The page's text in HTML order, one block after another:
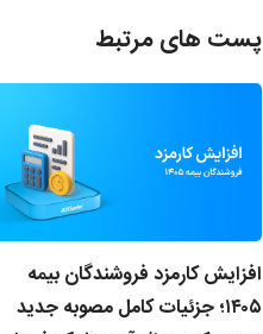
پست های مرتبط
افزایش کارمزد فروشندگان بیمه
۱۴۰۵؛ جزئیات کامل مصوبه جدید